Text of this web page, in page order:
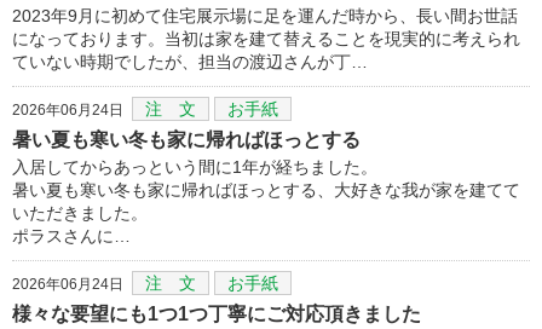
2023年9月に初めて住宅展示場に足を運んだ時から、長い間お世話
になっております。当初は家を建て替えることを現実的に考えられ
ていない時期でしたが、担当の渡辺さんが丁…
2026年06月24日 注 文 お手紙
暑い夏も寒い冬も家に帰ればほっとする
入居してからあっという間に1年が経ちました。
暑い夏も寒い冬も家に帰ればほっとする、大好きな我が家を建てて
いただきました。
ポラスさんに…
2026年06月24日 注 文 お手紙
様々な要望にも1つ1つ丁寧にご対応頂きました